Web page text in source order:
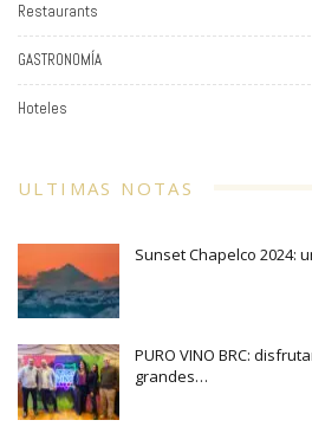
Restaurants
GASTRONOMÍA
Hoteles
ULTIMAS NOTAS
Sunset Chapelco 2024:
PURO VINO BRC:
grandes…